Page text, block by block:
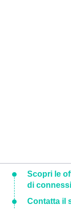
Scopri le
di
Contatta il